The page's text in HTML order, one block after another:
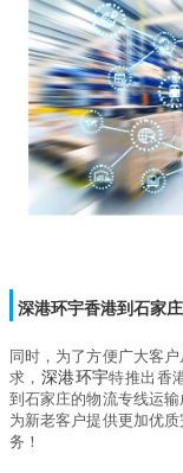
深港环宇香港到石家庄
同时，为了方便广大客
求， 深港环宇特推出 香
到石家庄的物流专线运
为新老客户提供更加优
务！